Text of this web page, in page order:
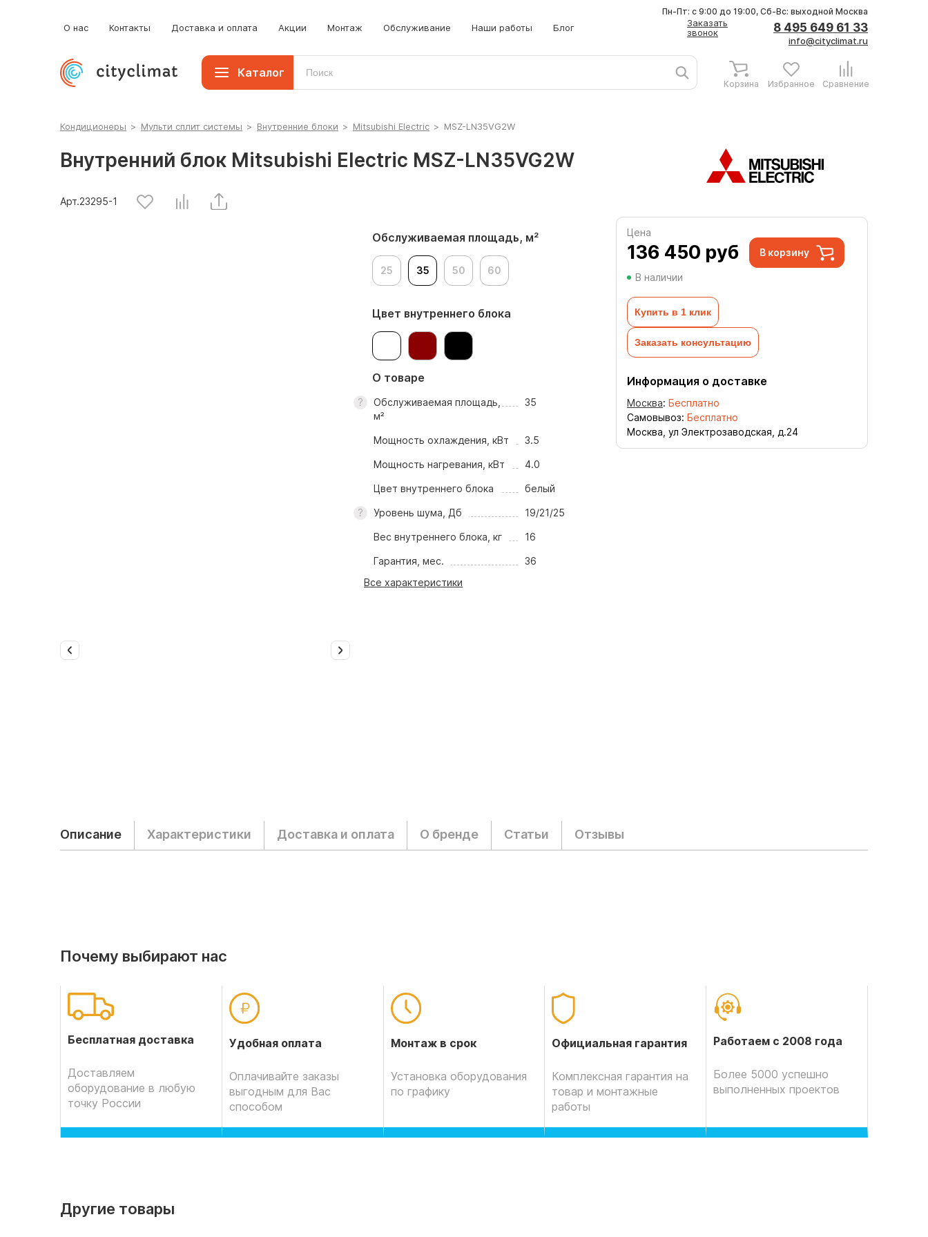
О нас Контакты Доставка и оплата Акции Монтаж Обслуживание Наши работы Блог
Заказать
звонок
8 495 649 61 33
info@cityclimat.ru
Пн-Пт: с 9:00 до 19:00, Сб-Вс: выходной Москва
Каталог
Корзина Избранное Сравнение
Кондиционеры > Мульти сплит системы > Внутренние блоки > Mitsubishi Electric > MSZ-LN35VG2W
Внутренний блок Mitsubishi Electric MSZ-LN35VG2W
Арт.23295-1
Обслуживаемая площадь, м²
25 35 50 60
Цвет внутреннего блока
О товаре
Обслуживаемая площадь,
м²
35
Мощность охлаждения, кВт 3.5
Мощность нагревания, кВт 4.0
Цвет внутреннего блока белый
Уровень шума, Дб 19/21/25
Вес внутреннего блока, кг 16
Гарантия, мес.
36
Все характеристики
Цена
136 450 руб В корзину
В наличии
Купить в 1 клик
Заказать консультацию
Информация о доставке
Москва: Бесплатно
Самовывоз: Бесплатно
Москва, ул Электрозаводская, д.24
Описание Характеристики Доставка и оплата О бренде Статьи Отзывы
Почему выбирают нас
Бесплатная доставка
Доставляем
оборудование в любую
точку России
Удобная оплата
Оплачивайте заказы
выгодным для Вас
способом
Монтаж в срок
Установка оборудования
по графику
Официальная гарантия
Комплексная гарантия на
товар и монтажные
работы
Работаем с 2008 года
Более 5000 успешно
выполненных проектов
Другие товары